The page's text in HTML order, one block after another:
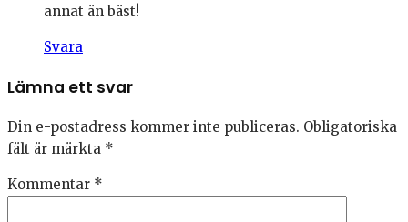
annat än bäst!
Svara
Lämna ett svar
Din e-postadress kommer inte publiceras. Obligatoriska
fält är märkta *
Kommentar *